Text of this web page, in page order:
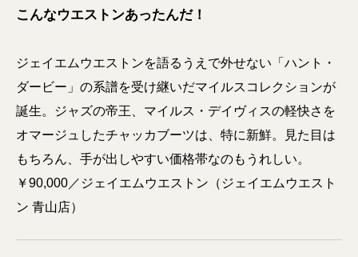
こんなウエストンあったんだ！
ジェイエムウエストンを語るうえで外せない「ハント・
ダービー」の系譜を受け継いだマイルスコレクションが
誕生。ジャズの帝王、マイルス・デイヴィスの軽快さを
オマージュしたチャッカブーツは、特に新鮮。見た目は
もちろん、手が出しやすい価格帯なのもうれしい。
￥90,000／ジェイエムウエストン（ジェイエムウエスト
ン 青山店）